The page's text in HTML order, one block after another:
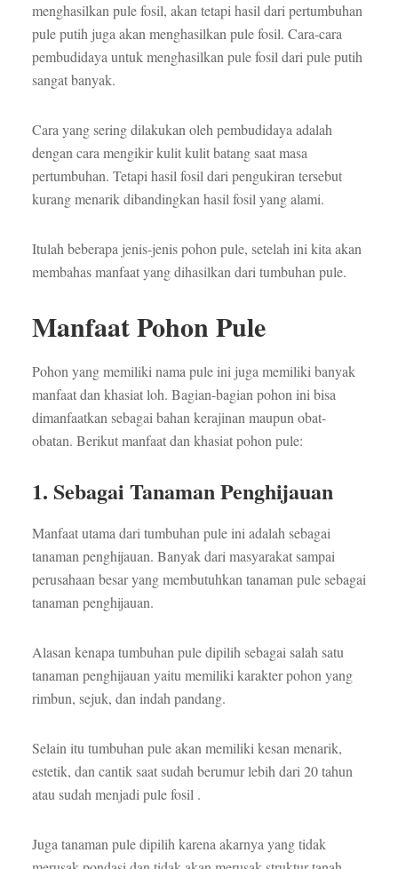
menghasilkan pule fosil, akan tetapi hasil dari pertumbuhan
pule putih juga akan menghasilkan pule fosil. Cara-cara
pembudidaya untuk menghasilkan pule fosil dari pule putih
sangat banyak.
Cara yang sering dilakukan oleh pembudidaya adalah
dengan cara mengikir kulit kulit batang saat masa
pertumbuhan. Tetapi hasil fosil dari pengukiran tersebut
kurang menarik dibandingkan hasil fosil yang alami.
Itulah beberapa jenis-jenis pohon pule, setelah ini kita akan
membahas manfaat yang dihasilkan dari tumbuhan pule.
Manfaat Pohon Pule
Pohon yang memiliki nama pule ini juga memiliki banyak
manfaat dan khasiat loh. Bagian-bagian pohon ini bisa
dimanfaatkan sebagai bahan kerajinan maupun obat-
obatan. Berikut manfaat dan khasiat pohon pule:
1. Sebagai Tanaman Penghijauan
Manfaat utama dari tumbuhan pule ini adalah sebagai
tanaman penghijauan. Banyak dari masyarakat sampai
perusahaan besar yang membutuhkan tanaman pule sebagai
tanaman penghijauan.
Alasan kenapa tumbuhan pule dipilih sebagai salah satu
tanaman penghijauan yaitu memiliki karakter pohon yang
rimbun, sejuk, dan indah pandang.
Selain itu tumbuhan pule akan memiliki kesan menarik,
estetik, dan cantik saat sudah berumur lebih dari 20 tahun
atau sudah menjadi pule fosil .
Juga tanaman pule dipilih karena akarnya yang tidak